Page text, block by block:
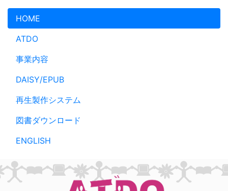
メインコンテンツへスキップ
HOME
ATDO
事業内容
DAISY/EPUB
再生製作システム
図書ダウンロード
ENGLISH